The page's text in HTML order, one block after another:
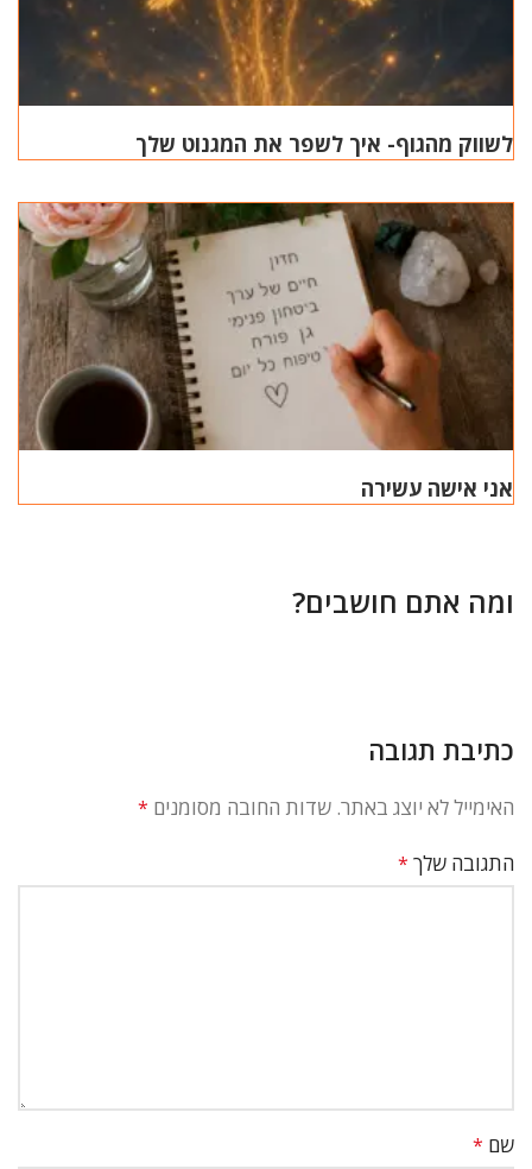
לשווק מהגוף- איך לשפר את המגנוט שלך
אני אישה עשירה
ומה אתם חושבים?
כתיבת תגובה
האימייל לא יוצג באתר. שדות החובה מסומנים *
התגובה שלך *
שם *